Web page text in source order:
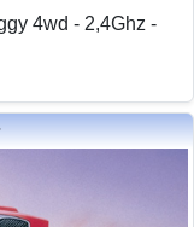
4wd - 2,4Ghz -